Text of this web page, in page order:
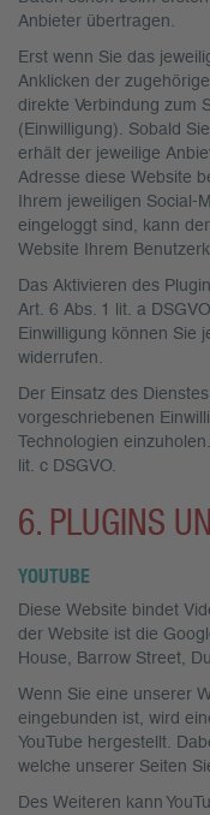
Anbieter übertragen.
Erst wenn Sie das
Anklicken der
direkte Verbindung zum
(Einwilligung). Sobald
erhält der jeweilige
Adresse diese Website
Ihrem jeweiligen Social-
eingeloggt sind, kann
Website Ihrem
Das Aktivieren des
Art. 6 Abs. 1 lit. a
Einwilligung können Sie
widerrufen.
Der Einsatz des
vorgeschriebenen
Technologien
lit. c DSGVO.
6. PLUGINS
YOUTUBE
Diese Website bindet
der Website ist die
House, Barrow Street,
Wenn Sie eine unserer
eingebunden ist, wird
YouTube hergestellt.
welche unserer Seiten
Des Weiteren kann